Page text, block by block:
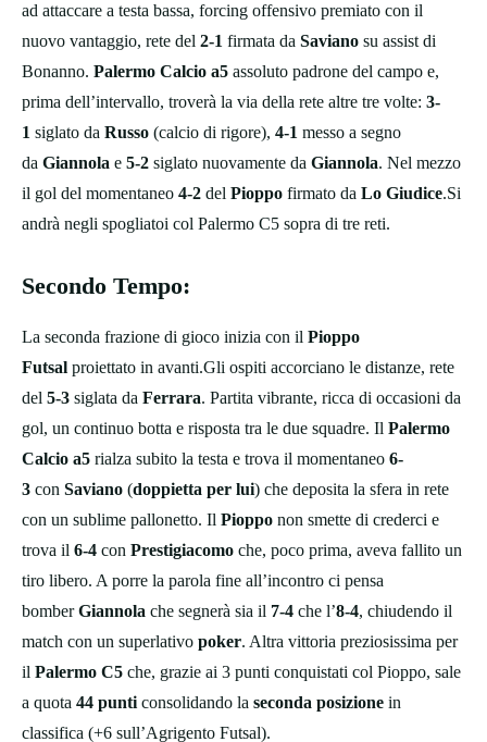
ad attaccare a testa bassa, forcing offensivo premiato con il
nuovo vantaggio, rete del 2-1 firmata da Saviano su assist di
Bonanno. Palermo Calcio a5 assoluto padrone del campo e,
prima dell’intervallo, troverà la via della rete altre tre volte: 3-
1 siglato da Russo (calcio di rigore), 4-1 messo a segno
da Giannola e 5-2 siglato nuovamente da Giannola. Nel mezzo
il gol del momentaneo 4-2 del Pioppo firmato da Lo Giudice.Si
andrà negli spogliatoi col Palermo C5 sopra di tre reti.
Secondo Tempo:
La seconda frazione di gioco inizia con il Pioppo
Futsal proiettato in avanti.Gli ospiti accorciano le distanze, rete
del 5-3 siglata da Ferrara. Partita vibrante, ricca di occasioni da
gol, un continuo botta e risposta tra le due squadre. Il Palermo
Calcio a5 rialza subito la testa e trova il momentaneo 6-
3 con Saviano (doppietta per lui) che deposita la sfera in rete
con un sublime pallonetto. Il Pioppo non smette di crederci e
trova il 6-4 con Prestigiacomo che, poco prima, aveva fallito un
tiro libero. A porre la parola fine all’incontro ci pensa
bomberGiannola che segnerà sia il 7-4 che l’8-4, chiudendo il
match con un superlativo poker. Altra vittoria preziosissima per
il Palermo C5 che, grazie ai 3 punti conquistati col Pioppo, sale
a quota 44 punti consolidando la seconda posizione in
classifica (+6 sull’Agrigento Futsal).